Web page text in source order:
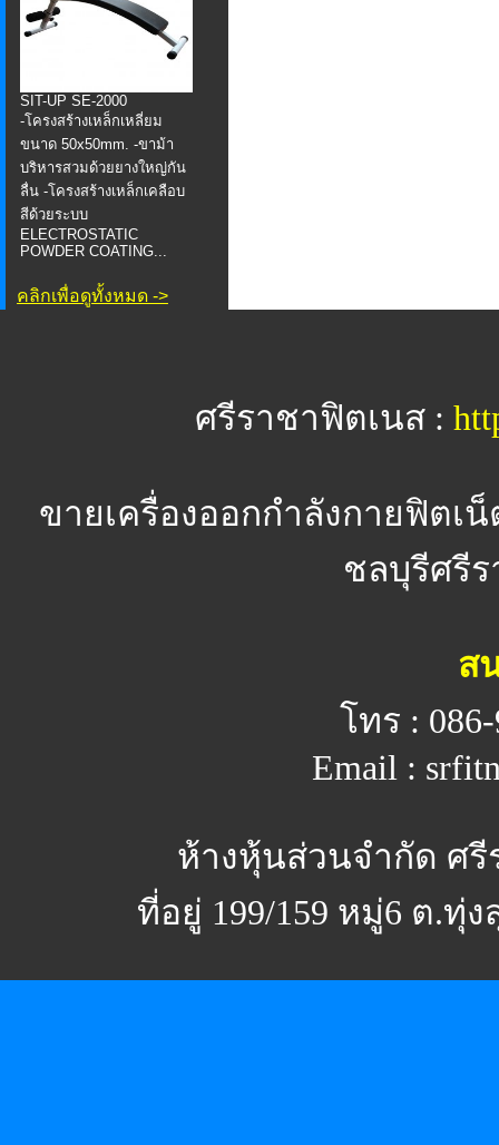
SIT-UP SE-2000
-โครงสร้างเหล็กเหลี่ยม
ขนาด 50x50mm. -ขาม้า
บริหารสวมด้วยยางใหญ่กัน
ลื่น -โครงสร้างเหล็กเคลือบ
สีด้วยระบบ
ELECTROSTATIC
POWDER COATING...
คลิกเพื่อดูทั้งหมด ->
ศรีราชาฟิตเนส :
ขายเครื่องออกกำลังกายฟิตเ
ชลบุรีศรี
ส
โทร :
Email :
ห้างหุ้นส่วนจำกัด ศรี
ที่อยู่ 199/159 หมู่6 ต.ทุ่